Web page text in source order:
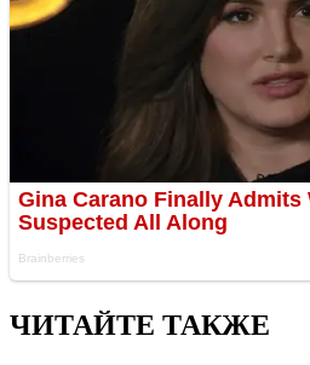
ЧИТАЙТЕ ТАКЖЕ